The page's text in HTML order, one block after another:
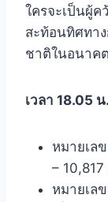
ใครจะเป็นผู้
สะท้อนทิศทา
ชาติในอนาคต
เวลา 18.05 น.
หมายเล
–
หมายเล